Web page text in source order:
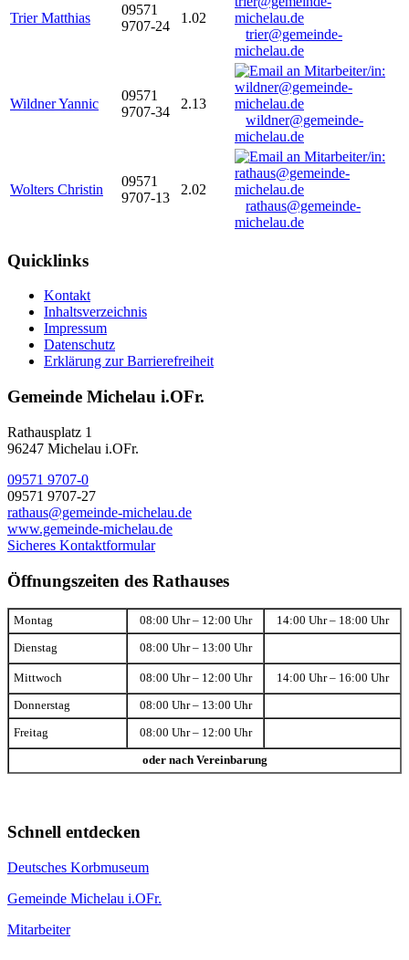
Trier Matthias
09571
9707-24
1.02
trier@gemeinde-
michelau.de
Wildner Yannic
09571
9707-34
2.13
wildner@gemeinde-
michelau.de
Wolters Christin
09571
9707-13
2.02
rathaus@gemeinde-
michelau.de
Quicklinks
Kontakt
Inhaltsverzeichnis
Impressum
Datenschutz
Erklärung zur Barrierefreiheit
Gemeinde Michelau i.OFr.
Rathausplatz 1
96247 Michelau i.OFr.
09571 9707-0
09571 9707-27
rathaus@gemeinde-michelau.de
www.gemeinde-michelau.de
Sicheres Kontaktformular
Öffnungszeiten des Rathauses
Montag 08:00 Uhr – 12:00 Uhr 14:00 Uhr – 18:00 Uhr
Dienstag 08:00 Uhr – 13:00 Uhr
Mittwoch 08:00 Uhr – 12:00 Uhr 14:00 Uhr – 16:00 Uhr
Donnerstag 08:00 Uhr – 13:00 Uhr
Freitag 08:00 Uhr – 12:00 Uhr
oder nach Vereinbarung
Schnell entdecken
Deutsches Korbmuseum
Gemeinde Michelau i.OFr.
Mitarbeiter